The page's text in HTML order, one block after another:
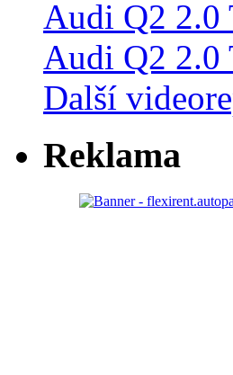
Audi Q2 2.0
Další
Reklama